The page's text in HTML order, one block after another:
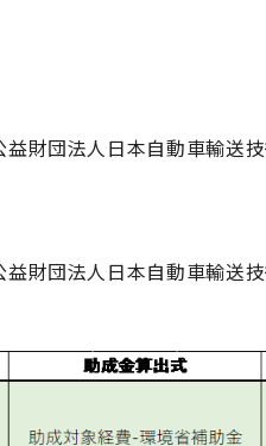
財団法人日本自動車輸送
財団法人日本自動車輸送